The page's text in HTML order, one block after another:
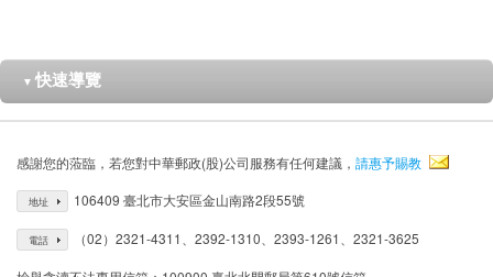
▼ 快速導覽
感謝您的蒞臨，若您對中華郵政(股)公司服務有任何建議， 請惠予賜教
地址 106409 臺北市大安區金山南路2段55號
電話 （02）2321-4311、2392-1310、2393-1261、2321-3625